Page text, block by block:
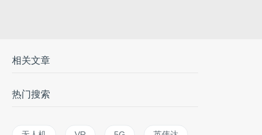
相关文章
热门搜索